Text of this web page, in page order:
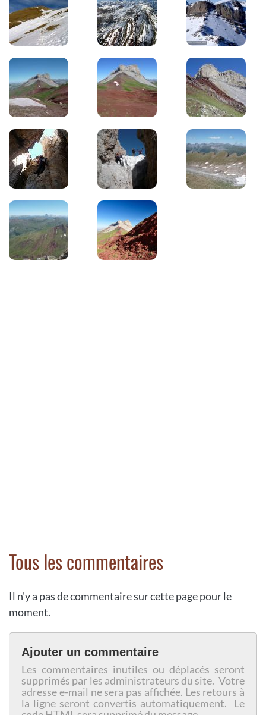
Tous les commentaires
Il n'y a pas de commentaire sur cette page pour le
moment.
Ajouter un commentaire
Les commentaires inutiles ou déplacés seront
supprimés par les administrateurs du site. Votre
adresse e-mail ne sera pas affichée. Les retours à
la ligne seront convertis automatiquement. Le